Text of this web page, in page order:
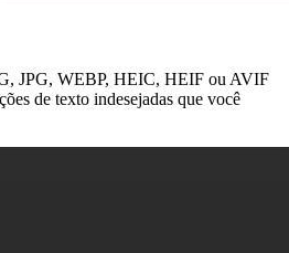
JPG, WEBP, HEIC, HEIF ou AVIF
de texto indesejadas que você